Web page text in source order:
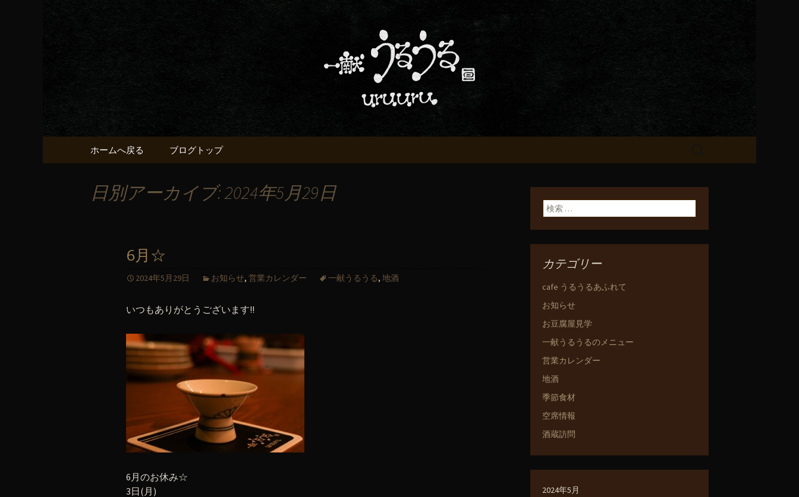
京都・五条でおいしい地酒が飲める「一
献うるうる」のブログ
京都・五条烏丸の町屋居酒屋「一献うるうる」からのお知らせ
コンテンツへ移動
ホームへ戻る ブログトップ
日別アーカイブ: 2024年5月29日
6月☆
2024年5月29日 お知らせ, 営業カレンダー 一献うるうる, 地酒
いつもありがとうございます!!
6月のお休み☆
3日(月)
検索:
カテゴリー
cafe うるうるあふれて
お知らせ
お豆腐屋見学
一献うるうるのメニュー
営業カレンダー
地酒
季節食材
空席情報
酒蔵訪問
2024年5月